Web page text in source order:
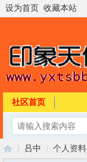
设为首页 收藏本站
社区首页
吕中 个人资料